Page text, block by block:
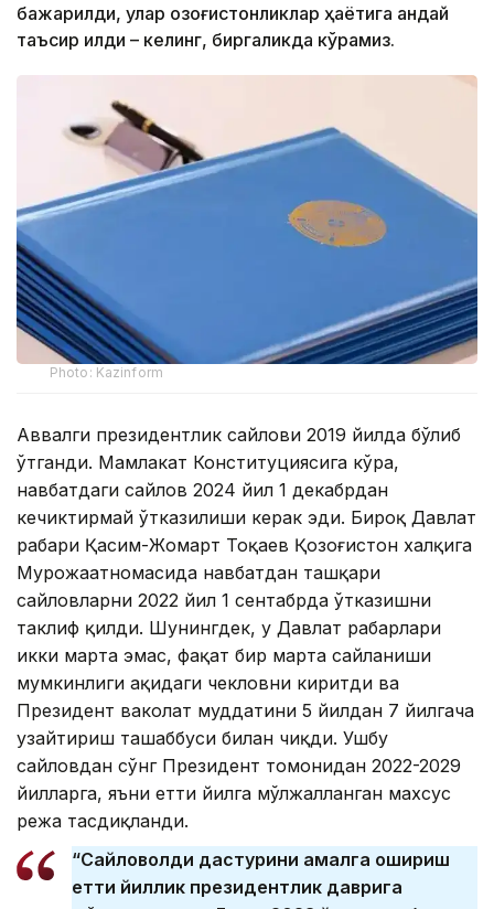
бажарилди, улар қозоғистонликлар ҳаётига қандай
таъсир қилди – келинг, биргаликда кўрамиз.
Photo: Kazinform
Аввалги президентлик сайлови 2019 йилда бўлиб
ўтганди. Мамлакат Конституциясига кўра,
навбатдаги сайлов 2024 йил 1 декабрдан
кечиктирмай ўтказилиши керак эди. Бироқ Давлат
раҳбари Қасим-Жомарт Тоқаев Қозоғистон халқига
Мурожаатномасида навбатдан ташқари
сайловларни 2022 йил 1 сентабрда ўтказишни
таклиф қилди. Шунингдек, у Давлат раҳбарлари
икки марта эмас, фақат бир марта сайланиши
мумкинлиги ҳақидаги чекловни киритди ва
Президент ваколат муддатини 5 йилдан 7 йилгача
узайтириш ташаббуси билан чиқди. Ушбу
сайловдан сўнг Президент томонидан 2022-2029
йилларга, яъни етти йилга мўлжалланган махсус
режа тасдиқланди.
“Сайловолди дастурини амалга ошириш
етти йиллик президентлик даврига